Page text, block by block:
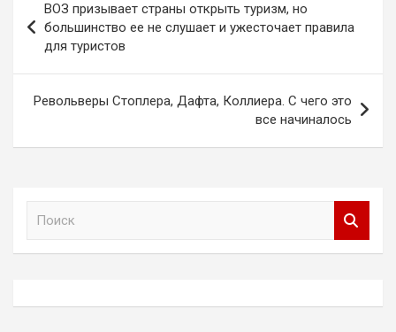
по
записям
ВОЗ призывает страны открыть туризм, но
большинство ее не слушает и ужесточает правила
для туристов
Револьверы Стоплера, Дафта, Коллиера. С чего это
все начиналось